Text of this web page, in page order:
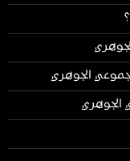
الجوهري
الجوهري